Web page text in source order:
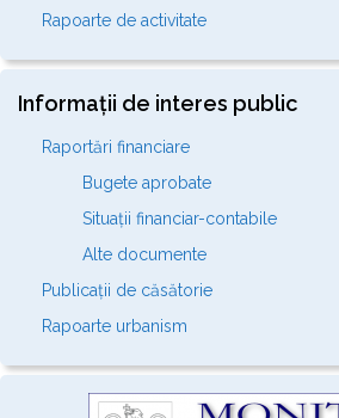
Rapoarte de activitate
Informații de interes public
Raportări financiare
Bugete aprobate
Situații financiar-contabile
Alte documente
Publicații de căsătorie
Rapoarte urbanism